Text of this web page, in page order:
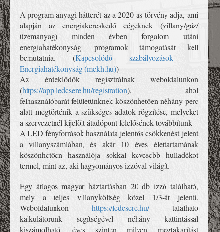
A program anyagi hátterét az a 2020-as törvény adja, ami
alapján az energiakereskedő cégeknek (villany/gáz/
üzemanyag) minden évben forgalom utáni
energiahatékonysági programok támogatását kell
bemutatnia. (Kapcsolódó szabályozások —
Energiahatékonyság (mekh.hu))
Az érdeklődők regisztrálnak weboldalunkon
(https://app.ledcsere.hu/registration), ahol
felhasználóbarát felületünknek köszönhetően néhány perc
alatt megtörténik a szükséges adatok rögzítése, melyeket
a szervezetnél kijelölt átadópont felelősének továbbítunk.
A LED fényforrások használata jelentős csökkenést jelent
a villanyszámlában, és akár 10 éves élettartamának
köszönhetően használója sokkal kevesebb hulladékot
termel, mint az, aki hagyományos izzóval világít.
Egy átlagos magyar háztartásban 20 db izzó található,
mely a teljes villanyköltség közel 1/3-át jelenti.
Weboldalunkon - https://ledcsere.hu/- található
kalkulátorunk segítségével néhány kattintással
kiszámolható, éves szinten milyen megtakarítást